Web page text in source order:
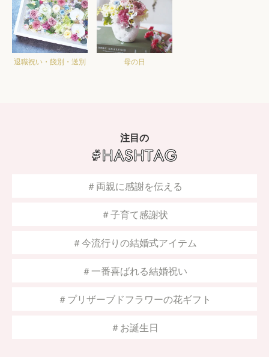
退職祝い・餞別・送別 母の日
注目の
＃両親に感謝を伝える
＃子育て感謝状
＃今流行りの結婚式アイテム
＃一番喜ばれる結婚祝い
＃プリザーブドフラワーの花ギフト
＃お誕生日